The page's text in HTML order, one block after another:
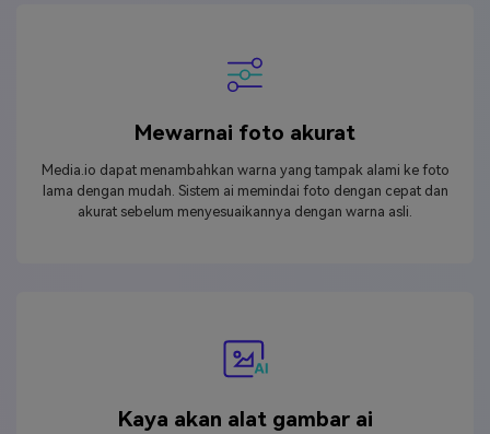
Mewarnai foto akurat
Media.io dapat menambahkan warna yang tampak alami ke foto
lama dengan mudah. Sistem ai memindai foto dengan cepat dan
akurat sebelum menyesuaikannya dengan warna asli.
Kaya akan alat gambar ai